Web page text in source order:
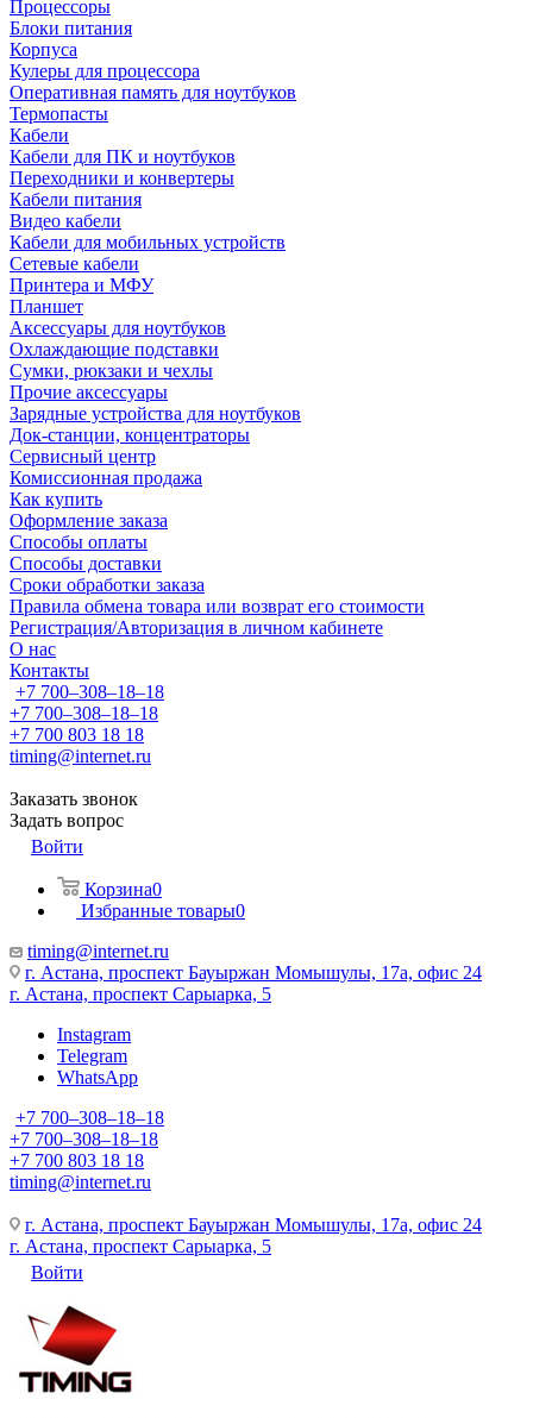
Процессоры
Блоки питания
Корпуса
Кулеры для процессора
Оперативная память для ноутбуков
Термопасты
Кабели
Кабели для ПК и ноутбуков
Переходники и конвертеры
Кабели питания
Видео кабели
Кабели для мобильных устройств
Сетевые кабели
Принтера и МФУ
Планшет
Аксессуары для ноутбуков
Охлаждающие подставки
Сумки, рюкзаки и чехлы
Прочие аксессуары
Зарядные устройства для ноутбуков
Док-станции, концентраторы
Сервисный центр
Комиссионная продажа
Как купить
Оформление заказа
Способы оплаты
Способы доставки
Сроки обработки заказа
Правила обмена товара или возврат его стоимости
Регистрация/Авторизация в личном кабинете
О нас
Контакты
+7 700‒308‒18‒18
+7 700‒308‒18‒18
+7 700 803 18 18
timing@internet.ru
Заказать звонок
Задать вопрос
Войти
Корзина0
Избранные товары0
timing@internet.ru
г. Астана, проспект Бауыржан Момышулы, 17а, офис 24
г. Астана, проспект Сарыарка, 5
Instagram
Telegram
WhatsApp
+7 700‒308‒18‒18
+7 700‒308‒18‒18
+7 700 803 18 18
timing@internet.ru
г. Астана, проспект Бауыржан Момышулы, 17а, офис 24
г. Астана, проспект Сарыарка, 5
Войти